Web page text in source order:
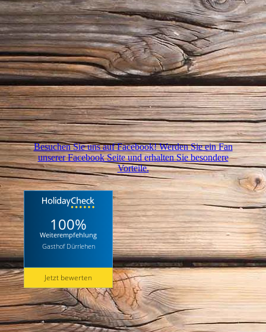
Besuchen Sie uns auf Facebook! Werden Sie ein Fan
unserer Facebook Seite und erhalten Sie besondere
Vorteile.